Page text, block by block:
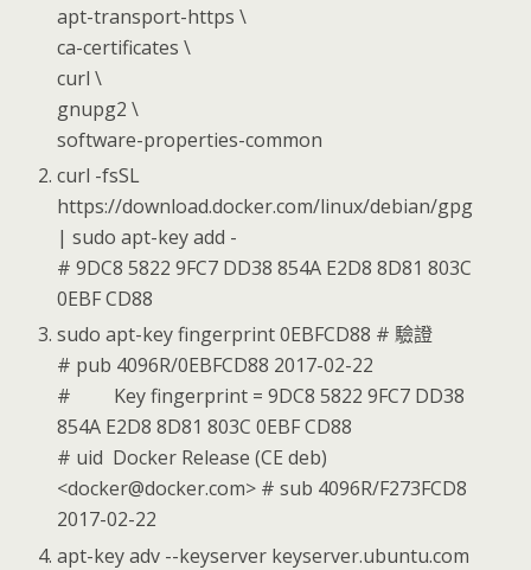
apt-transport-https \
ca-certificates \
curl \
gnupg2 \
software-properties-common
curl -fsSL
https://download.docker.com/linux/debian/gpg
| sudo apt-key add -
# 9DC8 5822 9FC7 DD38 854A E2D8 8D81 803C
0EBF CD88
sudo apt-key fingerprint 0EBFCD88 # 驗證
# pub 4096R/0EBFCD88 2017-02-22
# Key fingerprint = 9DC8 5822 9FC7 DD38
854A E2D8 8D81 803C 0EBF CD88
# uid Docker Release (CE deb)
<docker@docker.com> # sub 4096R/F273FCD8
2017-02-22
apt-key adv --keyserver keyserver.ubuntu.com